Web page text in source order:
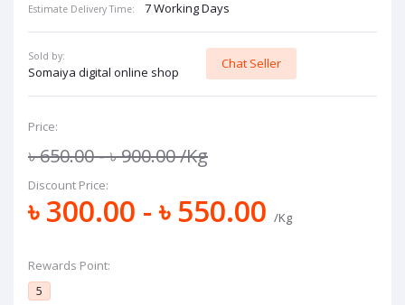
Estimate Delivery Time: 7 Working Days
Sold by:
Somaiya digital online shop
Chat Seller
Price:
৳ 650.00 - ৳ 900.00/Kg
Discount Price:
৳ 300.00 - ৳ 550.00 /Kg
Rewards Point:
5